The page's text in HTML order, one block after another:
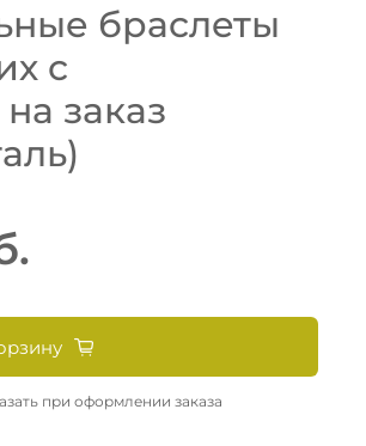
браслеты
с
заказ
при оформлении заказа